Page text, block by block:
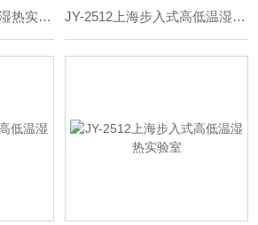
JY-2512步入式高低温湿热实验室价格 JY-2512上海步入式高低温湿热实验室哪家好